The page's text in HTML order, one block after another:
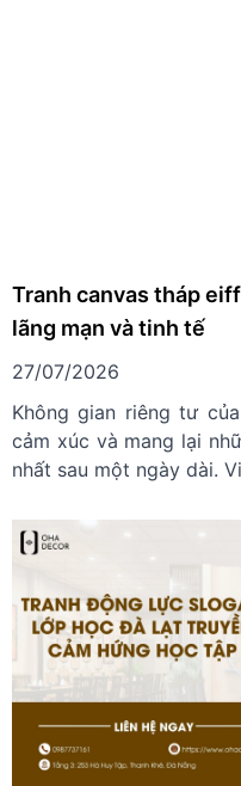
Tranh canvas tháp
lãng mạn và tinh tế
27/07/2026
Không gian riêng tư
cảm xúc và mang lại
nhất sau một ngày dài.